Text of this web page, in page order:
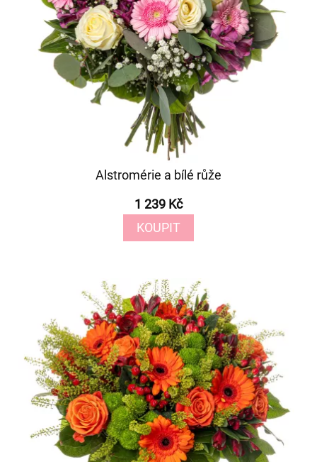
Alstromérie a bílé růže
1 239 Kč
KOUPIT